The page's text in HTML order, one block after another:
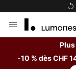
Retours
Allez
au
-10 % dès CHF